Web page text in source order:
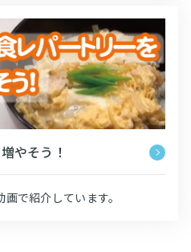
やそう！
で紹介しています。